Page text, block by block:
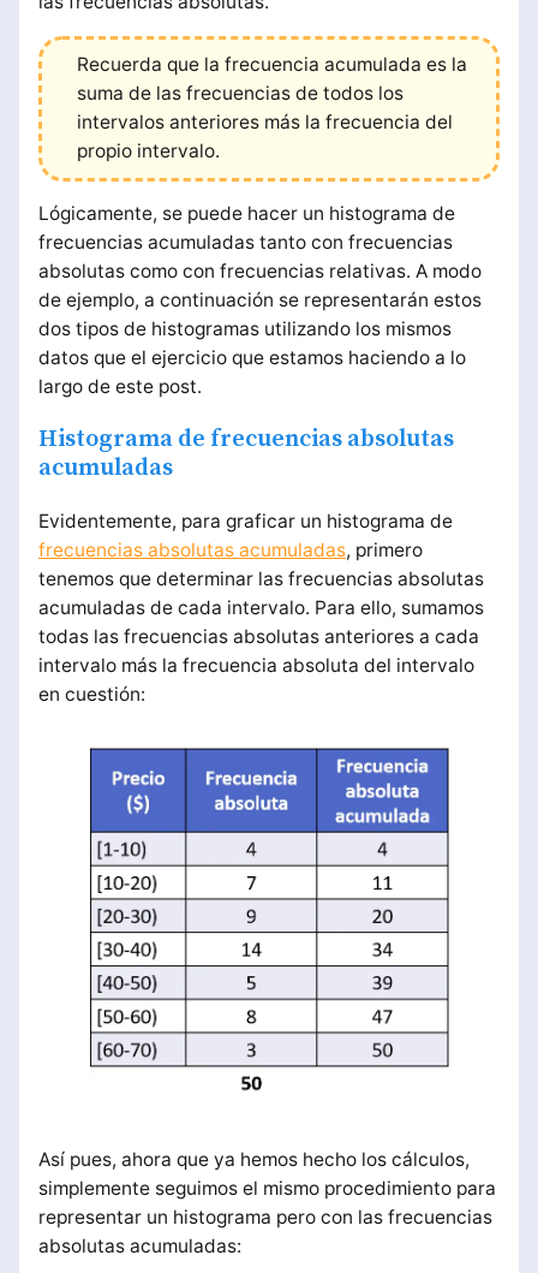
Recuerda que la frecuencia acumulada es la
suma de las frecuencias de todos los
intervalos anteriores más la frecuencia del
propio intervalo.
Lógicamente, se puede hacer un histograma de
frecuencias acumuladas tanto con frecuencias
absolutas como con frecuencias relativas. A modo
de ejemplo, a continuación se representarán estos
dos tipos de histogramas utilizando los mismos
datos que el ejercicio que estamos haciendo a lo
largo de este post.
Histograma de frecuencias absolutas
acumuladas
Evidentemente, para graficar un histograma de
frecuencias absolutas acumuladas, primero
tenemos que determinar las frecuencias absolutas
acumuladas de cada intervalo. Para ello, sumamos
todas las frecuencias absolutas anteriores a cada
intervalo más la frecuencia absoluta del intervalo
en cuestión:
Así pues, ahora que ya hemos hecho los cálculos,
simplemente seguimos el mismo procedimiento para
representar un histograma pero con las frecuencias
absolutas acumuladas: